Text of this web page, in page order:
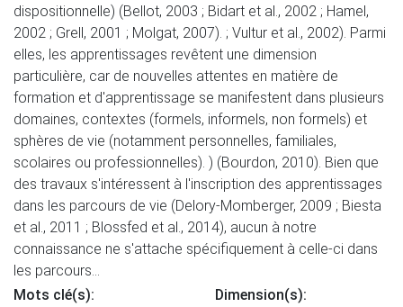
dispositionnelle) (Bellot, 2003 ; Bidart et al., 2002 ; Hamel,
2002 ; Grell, 2001 ; Molgat, 2007). ; Vultur et al., 2002). Parmi
elles, les apprentissages revêtent une dimension
particulière, car de nouvelles attentes en matière de
formation et d'apprentissage se manifestent dans plusieurs
domaines, contextes (formels, informels, non formels) et
sphères de vie (notamment personnelles, familiales,
scolaires ou professionnelles). ) (Bourdon, 2010). Bien que
des travaux s'intéressent à l'inscription des apprentissages
dans les parcours de vie (Delory-Momberger, 2009 ; Biesta
et al., 2011 ; Blossfed et al., 2014), aucun à notre
connaissance ne s'attache spécifiquement à celle-ci dans
les parcours…
Mots clé(s):
Dimension(s):